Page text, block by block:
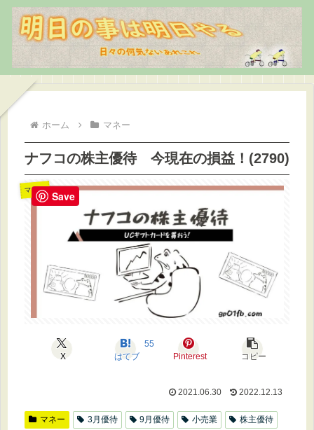
ホーム マネー
ナフコの株主優待 今現在の損益！(2790)
マネー
X はてブ
55
Pinterest
コピー
2021.06.30 2022.12.13
マネー 3月優待 9月優待 小売業 株主優待
Save